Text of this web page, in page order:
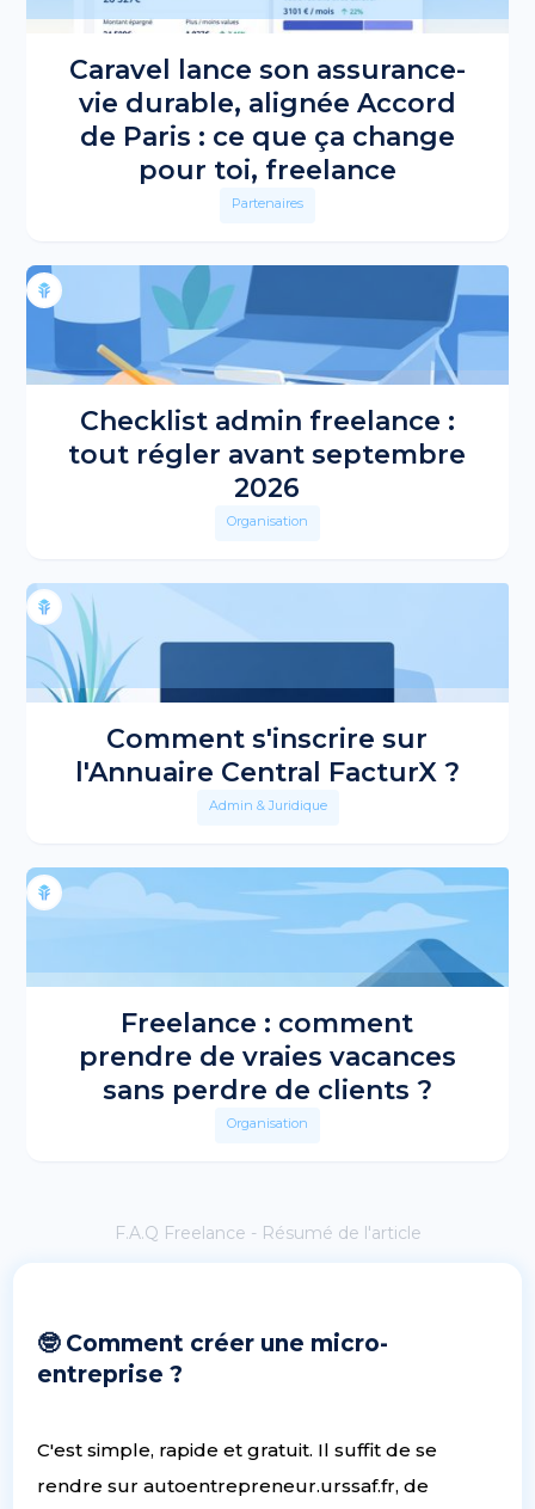
Caravel lance son assurance-
vie durable, alignée Accord
de Paris : ce que ça change
pour toi, freelance
Partenaires
Checklist admin freelance :
tout régler avant septembre
2026
Organisation
Comment s'inscrire sur
l'Annuaire Central FacturX ?
Admin & Juridique
Freelance : comment
prendre de vraies vacances
sans perdre de clients ?
Organisation
F.A.Q Freelance - Résumé de l'article
🤓 Comment créer une micro-
entreprise ?
C'est simple, rapide et gratuit. Il suffit de se
rendre sur autoentrepreneur.urssaf.fr, de